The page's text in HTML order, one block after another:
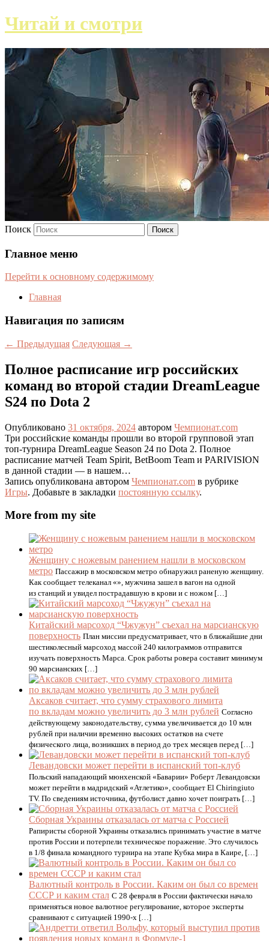
Читай и смотри
Поиск
Главное меню
Перейти к основному содержимому
Главная
Навигация по записям
← Предыдущая Следующая →
Полное расписание игр российских
команд во второй стадии DreamLeague
S24 по Dota 2
Опубликовано 31 октября, 2024 автором Чемпионат.com
Три российские команды прошли во второй групповой этап
топ-турнира DreamLeague Season 24 по Dota 2. Полное
расписание матчей Team Spirit, BetBoom Team и PARIVISION
в данной стадии — в нашем…
Запись опубликована автором Чемпионат.com в рубрике
Игры. Добавьте в закладки постоянную ссылку.
More from my site
Женщину с ножевым ранением нашли в московском
метро Пассажир в московском метро обнаружил раненую женщину.
Как сообщает телеканал «», мужчина зашел в вагон на одной
из станций и увидел пострадавшую в крови и с ножом […]
Китайский марсоход “Чжужун” съехал на марсианскую
поверхность План миссии предусматривает, что в ближайшие дни
шестиколесный марсоход массой 240 килограммов отправится
изучать поверхность Марса. Срок работы ровера составит минимум
90 марсианских […]
Аксаков считает, что сумму страхового лимита
по вкладам можно увеличить до 3 млн рублей Согласно
действующему законодательству, сумма увеличивается до 10 млн
рублей при наличии временно высоких остатков на счете
физического лица, возникших в период до трех месяцев перед […]
Левандовски может перейти в испанский топ-клуб
Польский нападающий мюнхенской «Баварии» Роберт Левандовски
может перейти в мадридский «Атлетико», сообщает El Chiringiuto
TV. По сведениям источника, футболист давно хочет поиграть […]
Сборная Украины отказалась от матча с Россией
Рапиристы сборной Украины отказались принимать участие в матче
против России и потерпели техническое поражение. Это случилось
в 1/8 финала командного турнира на этапе Кубка мира в Каире, […]
Валютный контроль в России. Каким он был со времен
СССР и каким стал С 28 февраля в России фактически начало
применяться новое валютное регулирование, которое эксперты
сравнивают с ситуацией 1990-х […]